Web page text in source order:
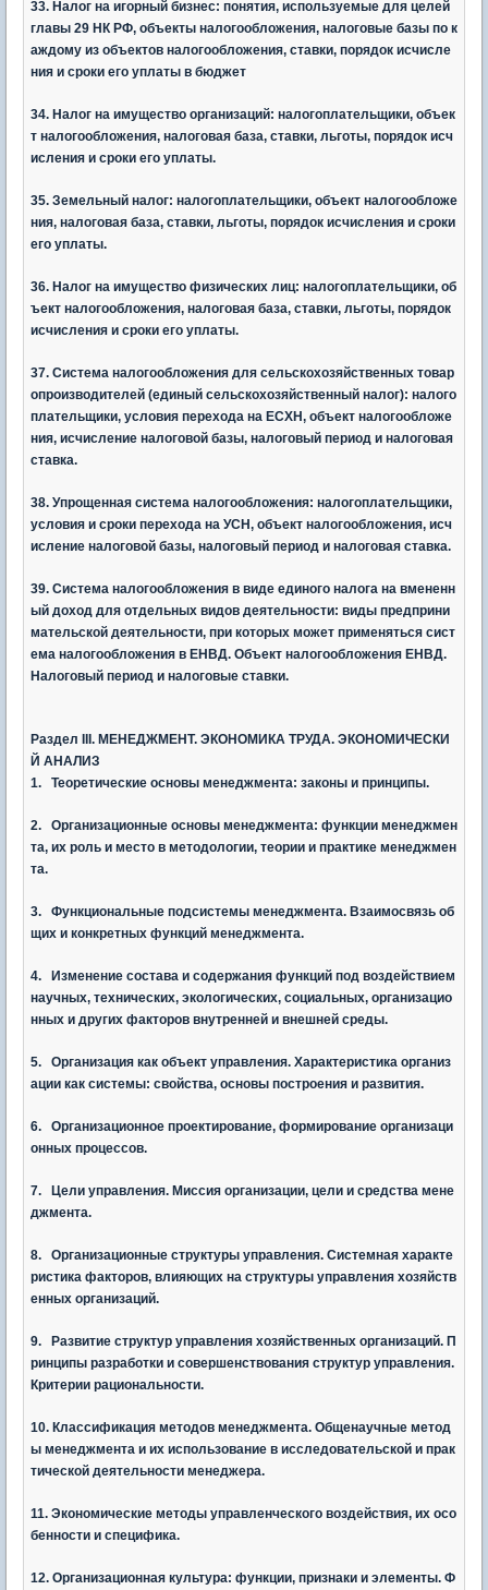
33. Налог на игорный бизнес: понятия, используемые для целей
главы 29 НК РФ, объекты налогообложения, налоговые базы по к
аждому из объектов налогообложения, ставки, порядок исчисле
ния и сроки его уплаты в бюджет
34. Налог на имущество организаций: налогоплательщики, объек
т налогообложения, налоговая база, ставки, льготы, порядок исч
исления и сроки его уплаты.
35. Земельный налог: налогоплательщики, объект налогообложе
ния, налоговая база, ставки, льготы, порядок исчисления и сроки
его уплаты.
36. Налог на имущество физических лиц: налогоплательщики, об
ъект налогообложения, налоговая база, ставки, льготы, порядок
исчисления и сроки его уплаты.
37. Система налогообложения для сельскохозяйственных товар
опроизводителей (единый сельскохозяйственный налог): налого
плательщики, условия перехода на ЕСХН, объект налогообложе
ния, исчисление налоговой базы, налоговый период и налоговая
ставка.
38. Упрощенная система налогообложения: налогоплательщики,
условия и сроки перехода на УСН, объект налогообложения, исч
исление налоговой базы, налоговый период и налоговая ставка.
39. Система налогообложения в виде единого налога на вмененн
ый доход для отдельных видов деятельности: виды предприни
мательской деятельности, при которых может применяться сист
ема налогообложения в ЕНВД. Объект налогообложения ЕНВД.
Налоговый период и налоговые ставки.
Раздел III. МЕНЕДЖМЕНТ. ЭКОНОМИКА ТРУДА. ЭКОНОМИЧЕСКИ
Й АНАЛИЗ
1. Теоретические основы менеджмента: законы и принципы.
2. Организационные основы менеджмента: функции менеджмен
та, их роль и место в методологии, теории и практике менеджмен
та.
3. Функциональные подсистемы менеджмента. Взаимосвязь об
щих и конкретных функций менеджмента.
4. Изменение состава и содержания функций под воздействием
научных, технических, экологических, социальных, организацио
нных и других факторов внутренней и внешней среды.
5. Организация как объект управления. Характеристика организ
ации как системы: свойства, основы построения и развития.
6. Организационное проектирование, формирование организаци
онных процессов.
7. Цели управления. Миссия организации, цели и средства мене
джмента.
8. Организационные структуры управления. Системная характе
ристика факторов, влияющих на структуры управления хозяйств
енных организаций.
9. Развитие структур управления хозяйственных организаций. П
ринципы разработки и совершенствования структур управления.
Критерии рациональности.
10. Классификация методов менеджмента. Общенаучные метод
ы менеджмента и их использование в исследовательской и прак
тической деятельности менеджера.
11. Экономические методы управленческого воздействия, их осо
бенности и специфика.
12. Организационная культура: функции, признаки и элементы. Ф